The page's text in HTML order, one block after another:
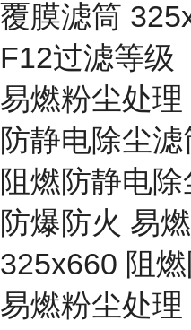
覆膜滤筒
F12过滤等级
易燃粉尘处
防静电除尘
阻燃防静电
防爆防火 易
325x660 阻
易燃粉尘处理